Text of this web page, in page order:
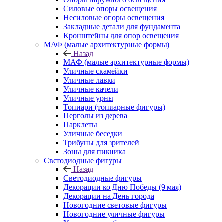
Силовые опоры освещения
Несиловые опоры освещения
Закладные детали для фундамента
Кронштейны для опор освещения
МАФ (малые архитектурные формы)
Назад
МАФ (малые архитектурные формы)
Уличные скамейки
Уличные лавки
Уличные качели
Уличные урны
Топиари (топиарные фигуры)
Перголы из дерева
Парклеты
Уличные беседки
Трибуны для зрителей
Зоны для пикника
Светодиодные фигуры
Назад
Светодиодные фигуры
Декорации ко Дню Победы (9 мая)
Декорации на День города
Новогодние световые фигуры
Новогодние уличные фигуры